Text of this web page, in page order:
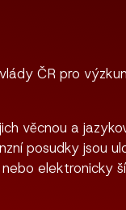
ČR pro
věcnou a
posudky jsou
elektronicky